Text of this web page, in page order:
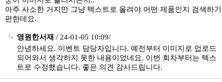
아주 사소한 거지만 그냥 텍스트로 올려야 어떤 제품인지 검색하기
편한데요.
영원한서재 / 24-01-05 10:09/
안녕하세요. 이벤트 담당자입니다. 예전부터 이미지로 업로드
되어와서 생각하지 못한 내용이었네요. 이번 회차부터는 텍스
트로 수정했습니다. 좋은 의견 감사드립니다.